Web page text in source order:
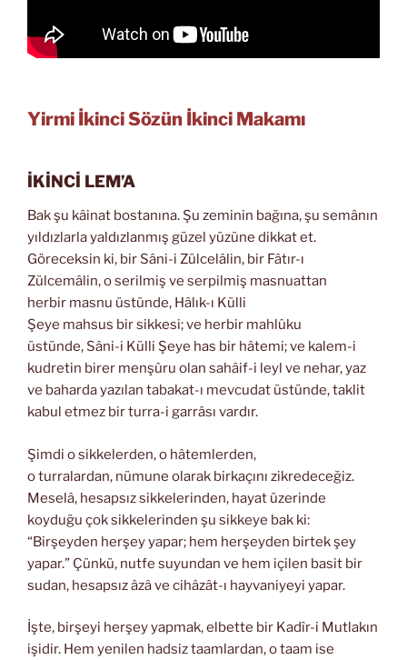
Yirmi İkinci Sözün İkinci Makamı
İKİNCİ LEM’A
Bak şu kâinat bostanına. Şu zeminin bağına, şu semânın
yıldızlarla yaldızlanmış güzel yüzüne dikkat et.
Göreceksin ki, bir Sâni-i Zülcelâlin, bir Fâtır-ı
Zülcemâlin, o serilmiş ve serpilmiş masnuattan
herbir masnu üstünde, Hâlık-ı Külli
Şeye mahsus bir sikkesi; ve herbir mahlûku
üstünde, Sâni-i Külli Şeye has bir hâtemi; ve kalem-i
kudretin birer menşûru olan sahâif-i leyl ve nehar, yaz
ve baharda yazılan tabakat-ı mevcudat üstünde, taklit
kabul etmez bir turra-i garrâsı vardır.
Şimdi o sikkelerden, o hâtemlerden,
o turralardan, nümune olarak birkaçını zikredeceğiz.
Meselâ, hesapsız sikkelerinden, hayat üzerinde
koyduğu çok sikkelerinden şu sikkeye bak ki:
“Birşeyden herşey yapar; hem herşeyden birtek şey
yapar.” Çünkü, nutfe suyundan ve hem içilen basit bir
sudan, hesapsız âzâ ve cihâzât-ı hayvaniyeyi yapar.
İşte, birşeyi herşey yapmak, elbette bir Kadîr-i Mutlakın
işidir. Hem yenilen hadsiz taamlardan, o taam ise